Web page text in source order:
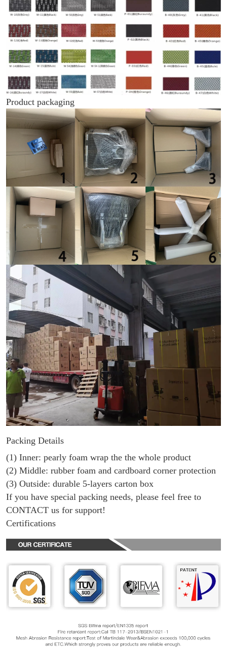
Product packaging
Packing Details
(1) Inner: pearly foam wrap the the whole product
(2) Middle: rubber foam and cardboard corner protection
(3) Outside: durable 5-layers carton box
If you have special packing needs, please feel free to
CONTACT us for support!
Certifications